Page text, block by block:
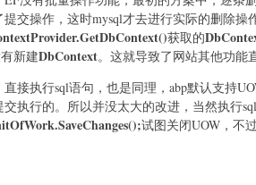
交操作，这时mysql才去进行实际的删除
获取的
新建DbContext。这就导致了网站其他功能
接执行sql语句，也是同理，abp默认支持
执行的。所以并没太大的改进，当然执行
试图关闭UOW，不